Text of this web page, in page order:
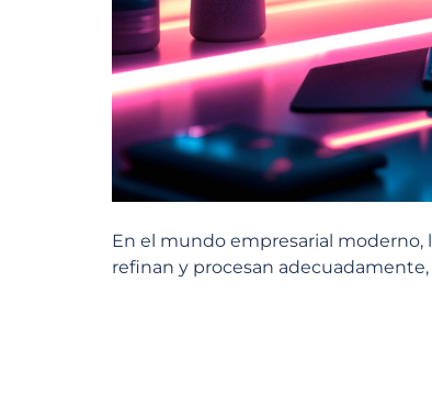
En el mundo empresarial moderno,
refinan y procesan adecuadamente,